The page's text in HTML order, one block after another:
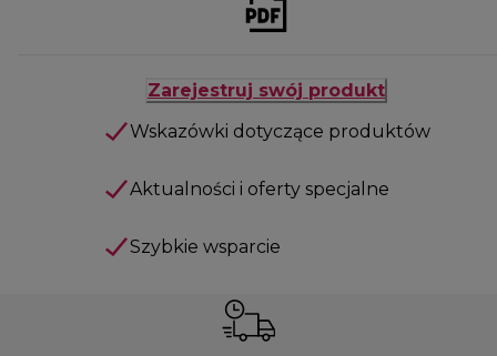
Zarejestruj swój produkt
Wskazówki dotyczące produktów
Aktualności i oferty specjalne
Szybkie wsparcie